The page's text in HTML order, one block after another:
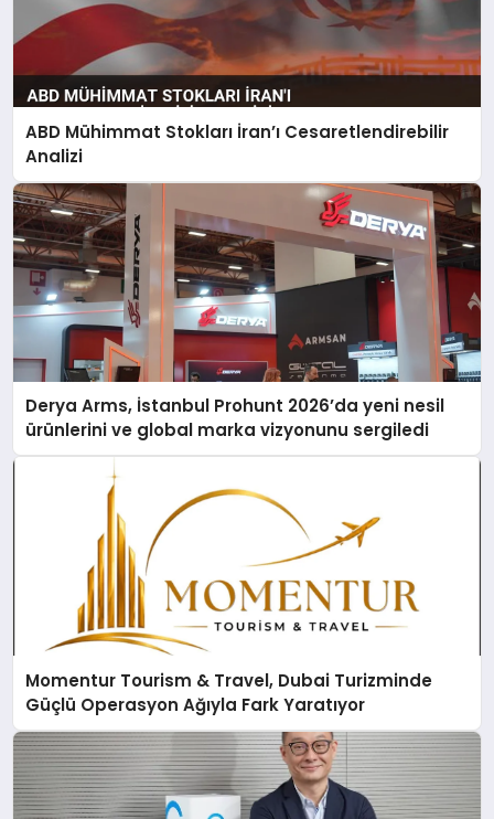
ABD Mühimmat Stokları İran’ı Cesaretlendirebilir
Analizi
Derya Arms, İstanbul Prohunt 2026’da yeni nesil
ürünlerini ve global marka vizyonunu sergiledi
Momentur Tourism & Travel, Dubai Turizminde
Güçlü Operasyon Ağıyla Fark Yaratıyor